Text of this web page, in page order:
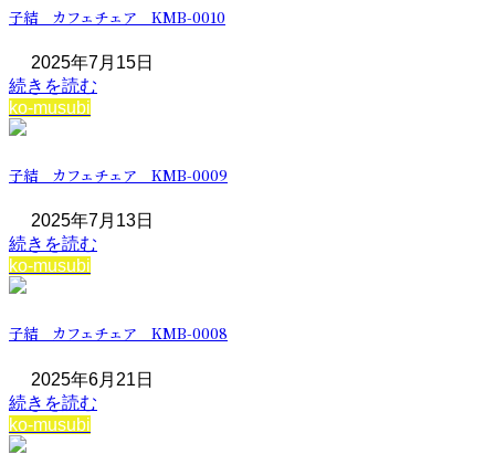
子結 カフェチェア KMB-0010
2025年7月15日
続きを読む
ko-musubi
子結 カフェチェア KMB-0009
2025年7月13日
続きを読む
ko-musubi
子結 カフェチェア KMB-0008
2025年6月21日
続きを読む
ko-musubi